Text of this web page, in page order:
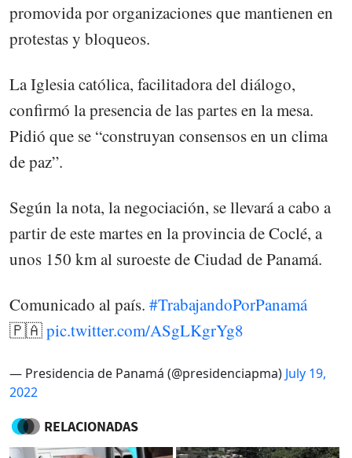
promovida por organizaciones que mantienen en
protestas y bloqueos.
La Iglesia católica, facilitadora del diálogo,
confirmó la presencia de las partes en la mesa.
Pidió que se “construyan consensos en un clima
de paz”.
Según la nota, la negociación, se llevará a cabo a
partir de este martes en la provincia de Coclé, a
unos 150 km al suroeste de Ciudad de Panamá.
Comunicado al país. #TrabajandoPorPanamá
🇵🇦pic.twitter.com/ASgLKgrYg8
— Presidencia de Panamá (@presidenciapma) July 19,
2022
RELACIONADAS